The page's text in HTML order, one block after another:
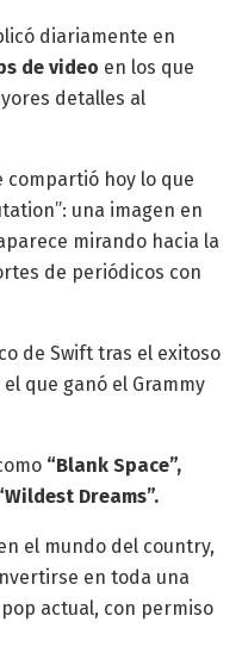
diariamente en
de video en los que
detalles al
hoy lo que
una imagen en
mirando hacia la
de periódicos con
de Swift tras el exitoso
el que ganó el Grammy
“Blank Space”,
Dreams”.
el mundo del country,
en toda una
actual, con permiso